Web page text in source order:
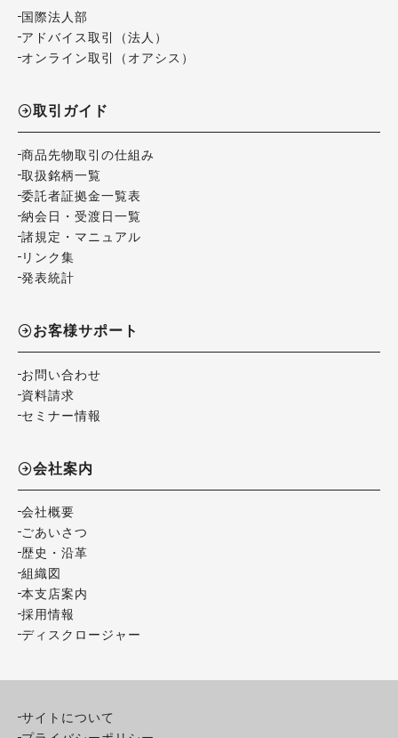
国際法人部
アドバイス取引（法人）
オンライン取引（オアシス）
取引ガイド
商品先物取引の仕組み
取扱銘柄一覧
委託者証拠金一覧表
納会日・受渡日一覧
諸規定・マニュアル
リンク集
発表統計
お客様サポート
お問い合わせ
資料請求
セミナー情報
会社案内
会社概要
ごあいさつ
歴史・沿革
組織図
本支店案内
採用情報
ディスクロージャー
サイトについて